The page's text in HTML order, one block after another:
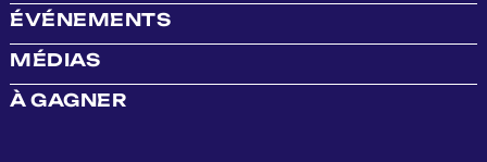
ÉVÉNEMENTS
MÉDIAS
À GAGNER